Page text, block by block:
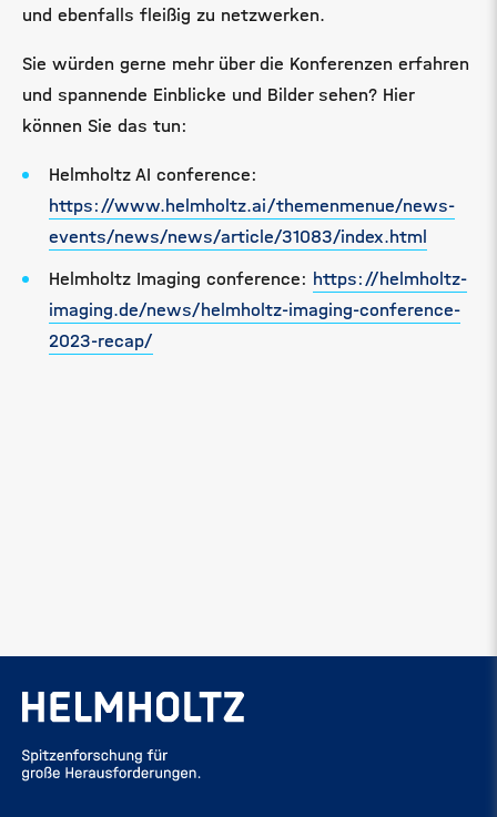
und ebenfalls fleißig zu netzwerken.
Sie würden gerne mehr über die Konferenzen erfahren
und spannende Einblicke und Bilder sehen? Hier
können Sie das tun:
Helmholtz AI conference:
https://www.helmholtz.ai/themenmenue/news-
events/news/news/article/31083/index.html
Helmholtz Imaging conference: https://helmholtz-
imaging.de/news/helmholtz-imaging-conference-
2023-recap/